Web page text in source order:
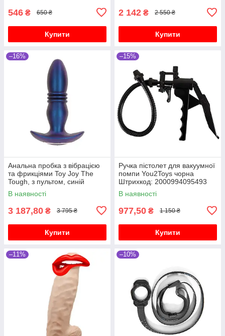
546 ₴ 650 ₴
Купити
2 142 ₴ 2 550 ₴
Купити
–16%
Анальна пробка з вібрацією
та фрикціями Toy Joy The
Tough, з пультом, синій
В наявності
3 187,80 ₴ 3 795 ₴
Купити
–15%
Ручка пістолет для вакуумної
помпи You2Toys чорна
Штрихкод: 2000994095493
В наявності
977,50 ₴ 1 150 ₴
Купити
–11% –10%